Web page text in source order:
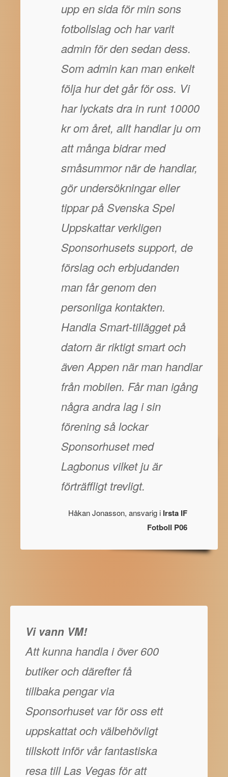
upp en sida för min sons
fotbollslag och har varit
admin för den sedan dess.
Som admin kan man enkelt
följa hur det går för oss. Vi
har lyckats dra in runt 10000
kr om året, allt handlar ju om
att många bidrar med
småsummor när de handlar,
gör undersökningar eller
tippar på Svenska Spel
Uppskattar verkligen
Sponsorhusets support, de
förslag och erbjudanden
man får genom den
personliga kontakten.
Handla Smart-tillägget på
datorn är riktigt smart och
även Appen när man handlar
från mobilen. Får man igång
några andra lag i sin
förening så lockar
Sponsorhuset med
Lagbonus vilket ju är
förträffligt trevligt.
Håkan Jonasson, ansvarig i Irsta IF
Fotboll P06
Vi vann VM!
Att kunna handla i över 600
butiker och därefter få
tillbaka pengar via
Sponsorhuset var för oss ett
uppskattat och välbehövligt
tillskott inför vår fantastiska
resa till Las Vegas för att